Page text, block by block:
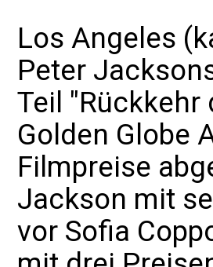
Los Angeles
Peter
Teil "Rückkehr
Golden Globe
Filmpreise
Jackson mit
vor Sofia